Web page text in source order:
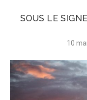
SOUS LE
10